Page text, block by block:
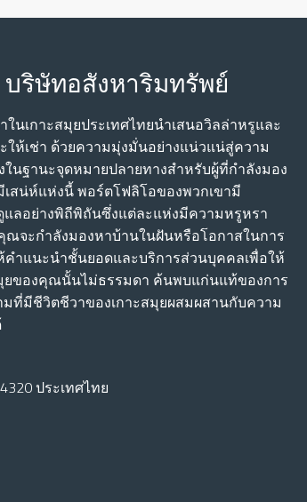
บริษัทอสังหาริมทรัพย์
นเกาะสมุยประเทศไทยนําเสนอวิลล่าหรูและ
ห้เช่า ด้วยความมุ่งมั่นอย่างแน่วแน่สู่ความ
ในฐานะจุดหมายปลายทางสําหรับผู้ที่กําลังมอง
สน่ห์แห่งนี้ พอร์ตโฟลิโอของพวกเขามี
ลอย่างพิถีพิถันซึ่งแต่ละแห่งมีความหรูหรา
จะกําลังมองหาบ้านในฝันหรือโอกาสในการ
คําแนะนําชั้นยอดและบริการส่วนบุคคลเพื่อให้
ของคุณนั้นไม่ธรรมดา ค้นพบแก่นแท้ของการ
ที่มีชีวิตชีวาของเกาะสมุยผสมผสานกับความ
ประเทศไทย